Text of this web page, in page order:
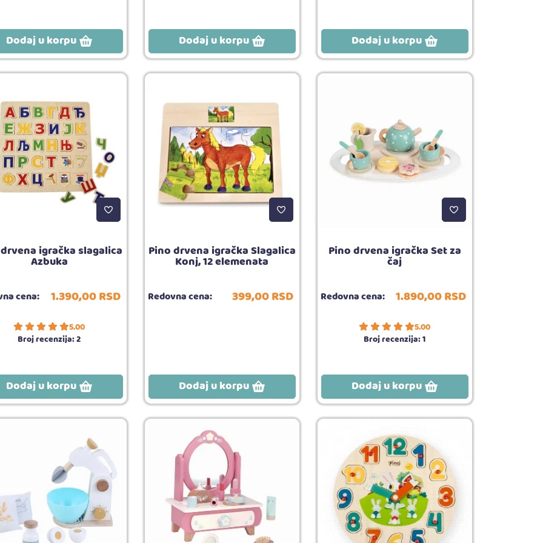
Dodaj u korpu Dodaj u korpu Dodaj u korpu
igračka slagalica
Azbuka
cena: 1.390,00RSD
5.00
Broj recenzija:2
Dodaj u korpu
Pino drvena igračka Slagalica
Konj, 12 elemenata
Redovna cena: 399,00RSD
Dodaj u korpu
Pino drvena igračka Set za
čaj
Redovna cena: 1.890,00RSD
5.00
Broj recenzija:1
Dodaj u korpu